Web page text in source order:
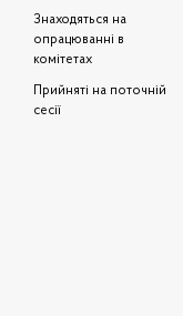
Знаходяться на
опрацюванні в
комітетах
Прийняті на поточній
сесії